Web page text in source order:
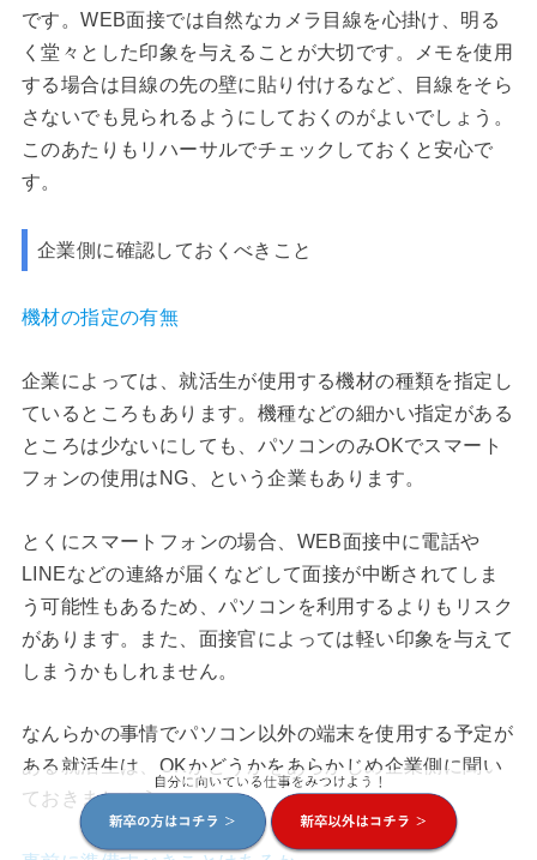
です。WEB面接では自然なカメラ目線を心掛け、明る
く堂々とした印象を与えることが大切です。メモを使用
する場合は目線の先の壁に貼り付けるなど、目線をそら
さないでも見られるようにしておくのがよいでしょう。
このあたりもリハーサルでチェックしておくと安心で
す。
企業側に確認しておくべきこと
機材の指定の有無
企業によっては、就活生が使用する機材の種類を指定し
ているところもあります。機種などの細かい指定がある
ところは少ないにしても、パソコンのみOKでスマート
フォンの使用はNG、という企業もあります。
とくにスマートフォンの場合、WEB面接中に電話や
LINEなどの連絡が届くなどして面接が中断されてしま
う可能性もあるため、パソコンを利用するよりもリスク
があります。また、面接官によっては軽い印象を与えて
しまうかもしれません。
なんらかの事情でパソコン以外の端末を使用する予定が
ある就活生は、OKかどうかをあらかじめ企業側に聞い
ておきましょう。